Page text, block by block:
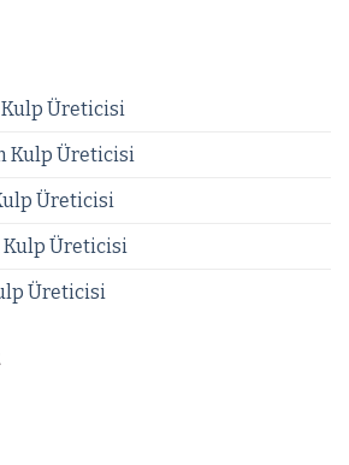
Üreticisi
Kulp Üreticisi
Üreticisi
Üreticisi
Üreticisi